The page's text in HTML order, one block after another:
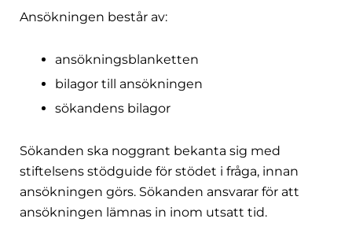
Ansökningen består av:
ansökningsblanketten
bilagor till ansökningen
sökandens bilagor
Sökanden ska noggrant bekanta sig med
stiftelsens stödguide för stödet i fråga, innan
ansökningen görs. Sökanden ansvarar för att
ansökningen lämnas in inom utsatt tid.